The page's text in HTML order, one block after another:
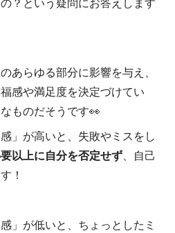
あらゆる部分に影響を与え、
感や満足度を決定づけてい
ものだそうです👀
」が高いと、失敗やミスをし
以上に自分を否定せず、自己
！
」が低いと、ちょっとしたミ